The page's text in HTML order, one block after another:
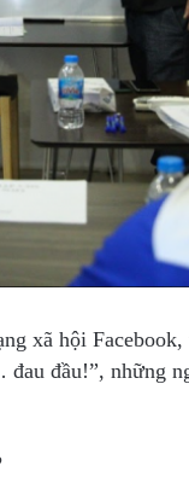
xã hội
đầu!”, những